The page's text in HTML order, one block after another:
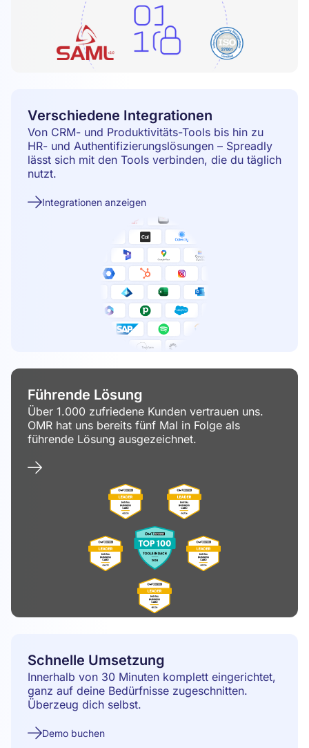
Verschiedene Integrationen
Von CRM- und Produktivitäts-Tools bis hin zu
HR- und Authentifizierungslösungen – Spreadly
lässt sich mit den Tools verbinden, die du täglich
nutzt.
Integrationen anzeigen
Führende Lösung
Über 1.000 zufriedene Kunden vertrauen uns.
OMR hat uns bereits fünf Mal in Folge als
führende Lösung ausgezeichnet.
Schnelle Umsetzung
Innerhalb von 30 Minuten komplett eingerichtet,
ganz auf deine Bedürfnisse zugeschnitten.
Überzeug dich selbst.
Demo buchen